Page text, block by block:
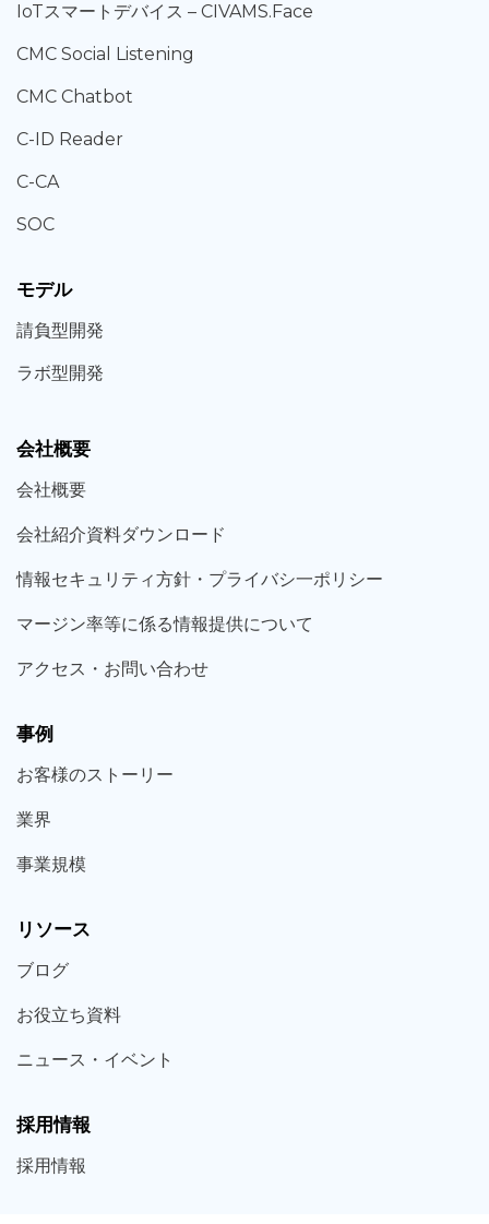
IoTスマートデバイス – CIVAMS.Face
CMC Social Listening
CMC Chatbot
C-ID Reader
C-CA
SOC
モデル
請負型開発
ラボ型開発
会社概要
会社概要
会社紹介資料ダウンロード
情報セキュリティ方針・プライバシ一ポリシー
マージン率等に係る情報提供について
アクセス・お問い合わせ
事例
お客様のストーリー
業界
事業規模
リソース
ブログ
お役立ち資料
ニュース・ イベント
採用情報
採用情報